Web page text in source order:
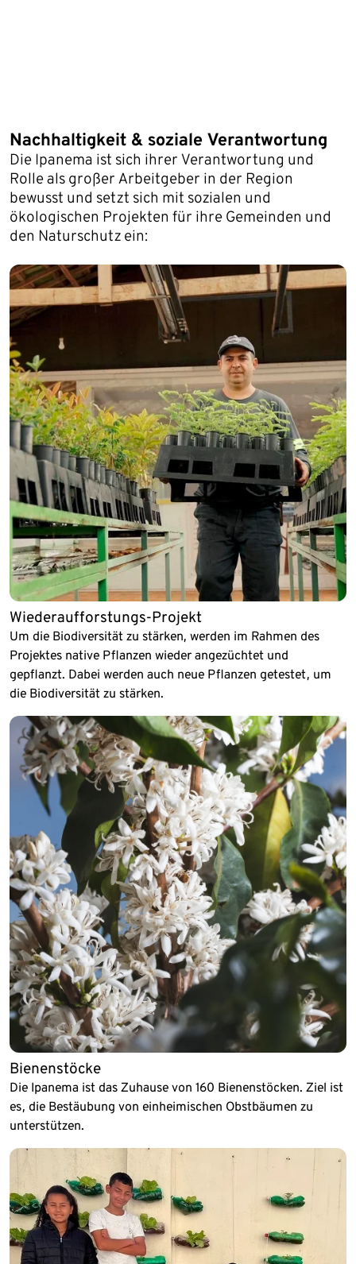
Nachhaltigkeit & soziale Verantwortung
Die Ipanema ist sich ihrer Verantwortung und
Rolle als großer Arbeitgeber in der Region
bewusst und setzt sich mit sozialen und
ökologischen Projekten für ihre Gemeinden und
den Naturschutz ein:
Wiederaufforstungs-Projekt
Um die Biodiversität zu stärken, werden im Rahmen des
Projektes native Pflanzen wieder angezüchtet und
gepflanzt. Dabei werden auch neue Pflanzen getestet, um
die Biodiversität zu stärken.
Bienenstöcke
Die Ipanema ist das Zuhause von 160 Bienenstöcken. Ziel ist
es, die Bestäubung von einheimischen Obstbäumen zu
unterstützen.